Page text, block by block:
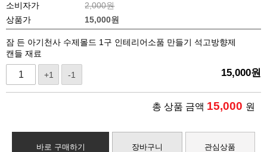
소비자가
2,000원
상품가
15,000원
잠 든 아기천사 수제몰드 1구 인테리어소품 만들기 석고방향제
캔들 재료
+1 -1 15,000원
총 상품 금액 15,000 원
바로 구매하기 장바구니 관심상품